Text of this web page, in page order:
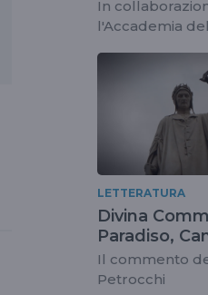
In
l'Accademia
LETTERATURA
Divina
Paradiso,
Il commento
Petrocchi